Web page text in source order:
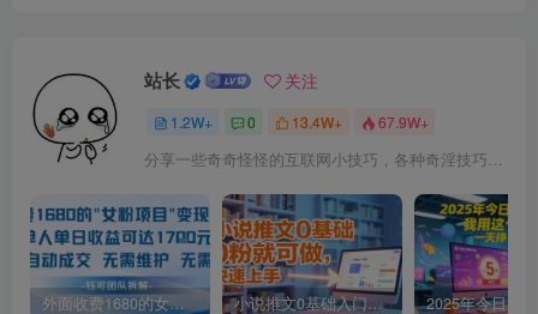
站长 关注
1.2W+ 0 13.4W+ 67.9W+
外面收费1680的女粉项目变现，单人单日收益可达1.7k，全自动成交无需维护 小说推文0基础入门教程，0粉就可做，快速上手